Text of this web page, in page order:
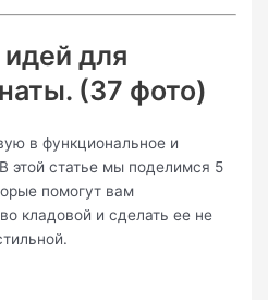
для
(37 фото)
в функциональное и
этой статье мы поделимся 5
помогут вам
кладовой и сделать ее не